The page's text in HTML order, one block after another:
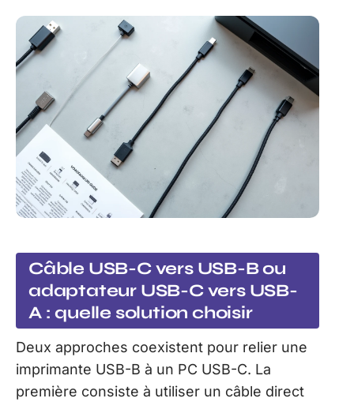
Câble USB-C vers USB-B ou
adaptateur USB-C vers USB-
A : quelle solution choisir
Deux approches coexistent pour relier une
imprimante USB-B à un PC USB-C. La
première consiste à utiliser un câble direct